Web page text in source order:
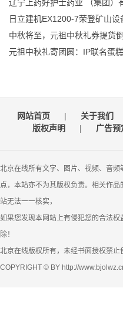
辽宁上药好护士药业 （集团）
日立建机EX1200-7荣登矿山设
中秋将至，元祖中秋礼券提货倒
元祖中秋礼寄团圆：IP联名蛋
网站首页 | 关于我们
版权声明
| 广告预
北京在线所有文字、图片、视频、音
点，本站亦不为其版权负责。相关作
站无法一一核实，
如果您发现本网站上有侵犯您的合法
除！
北京在线版权所有，未经书面授权禁止
COPYRIGHT © BY http://